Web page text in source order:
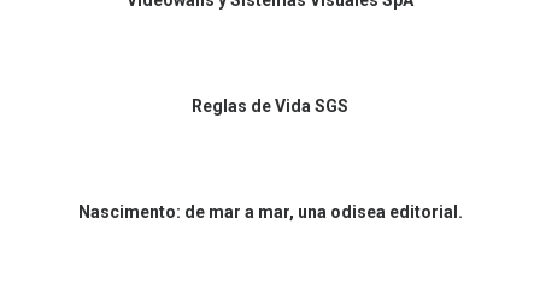
Reglas de Vida SGS
Nascimento: de mar a mar, una odisea editorial.